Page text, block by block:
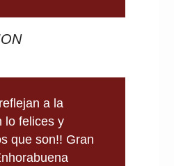
a la
lo felices y
que son!! Gran